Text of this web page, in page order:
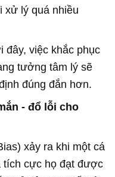
xử lý quá nhiều
đây, việc khắc phục
tưởng tâm lý sẽ
đúng đắn hơn.
- đổ lỗi cho
xảy ra khi một cá
tích cực họ đạt được